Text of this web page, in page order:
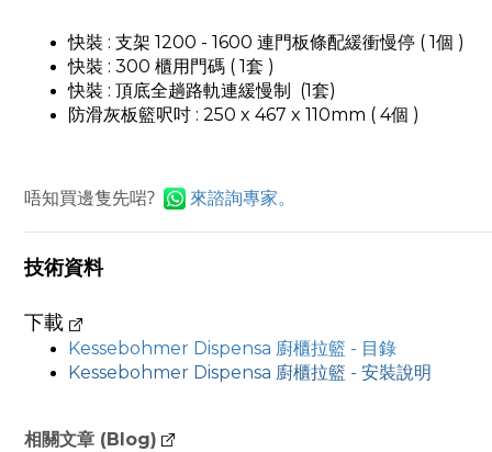
快裝 : 支架 1200 - 1600 連門板條配緩衝慢停 ( 1個 )
快裝 : 300 櫃用門碼 ( 1套 )
快裝 : 頂底全趟路軌連緩慢制 (1套)
防滑灰板籃呎吋 : 250 x 467 x 110mm ( 4個 )
唔知買邊隻先啱? 來諮詢專家。
技術資料
下載
Kessebohmer Dispensa 廚櫃拉籃 - 目錄
Kessebohmer Dispensa 廚櫃拉籃 - 安裝說明
相關文章 (Blog)